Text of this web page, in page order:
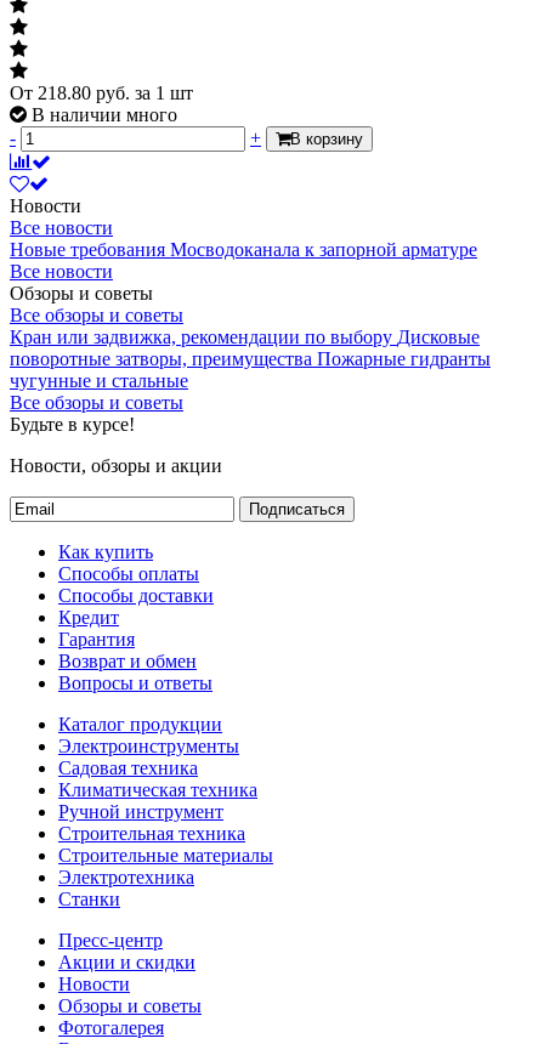
От 218.80 руб. за 1 шт
В наличии много
-
+ В корзину
Новости
Все новости
Новые требования Мосводоканала к запорной арматуре
Все новости
Обзоры и советы
Все обзоры и советы
Кран или задвижка, рекомендации по выбору Дисковые
поворотные затворы, преимущества Пожарные гидранты
чугунные и стальные
Все обзоры и советы
Будьте в курсе!
Новости, обзоры и акции
Подписаться
Как купить
Способы оплаты
Способы доставки
Кредит
Гарантия
Возврат и обмен
Вопросы и ответы
Каталог продукции
Электроинструменты
Садовая техника
Климатическая техника
Ручной инструмент
Строительная техника
Строительные материалы
Электротехника
Станки
Пресс-центр
Акции и скидки
Новости
Обзоры и советы
Фотогалерея